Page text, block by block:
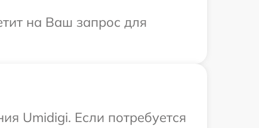
на Ваш запрос для
Umidigi. Если потребуется